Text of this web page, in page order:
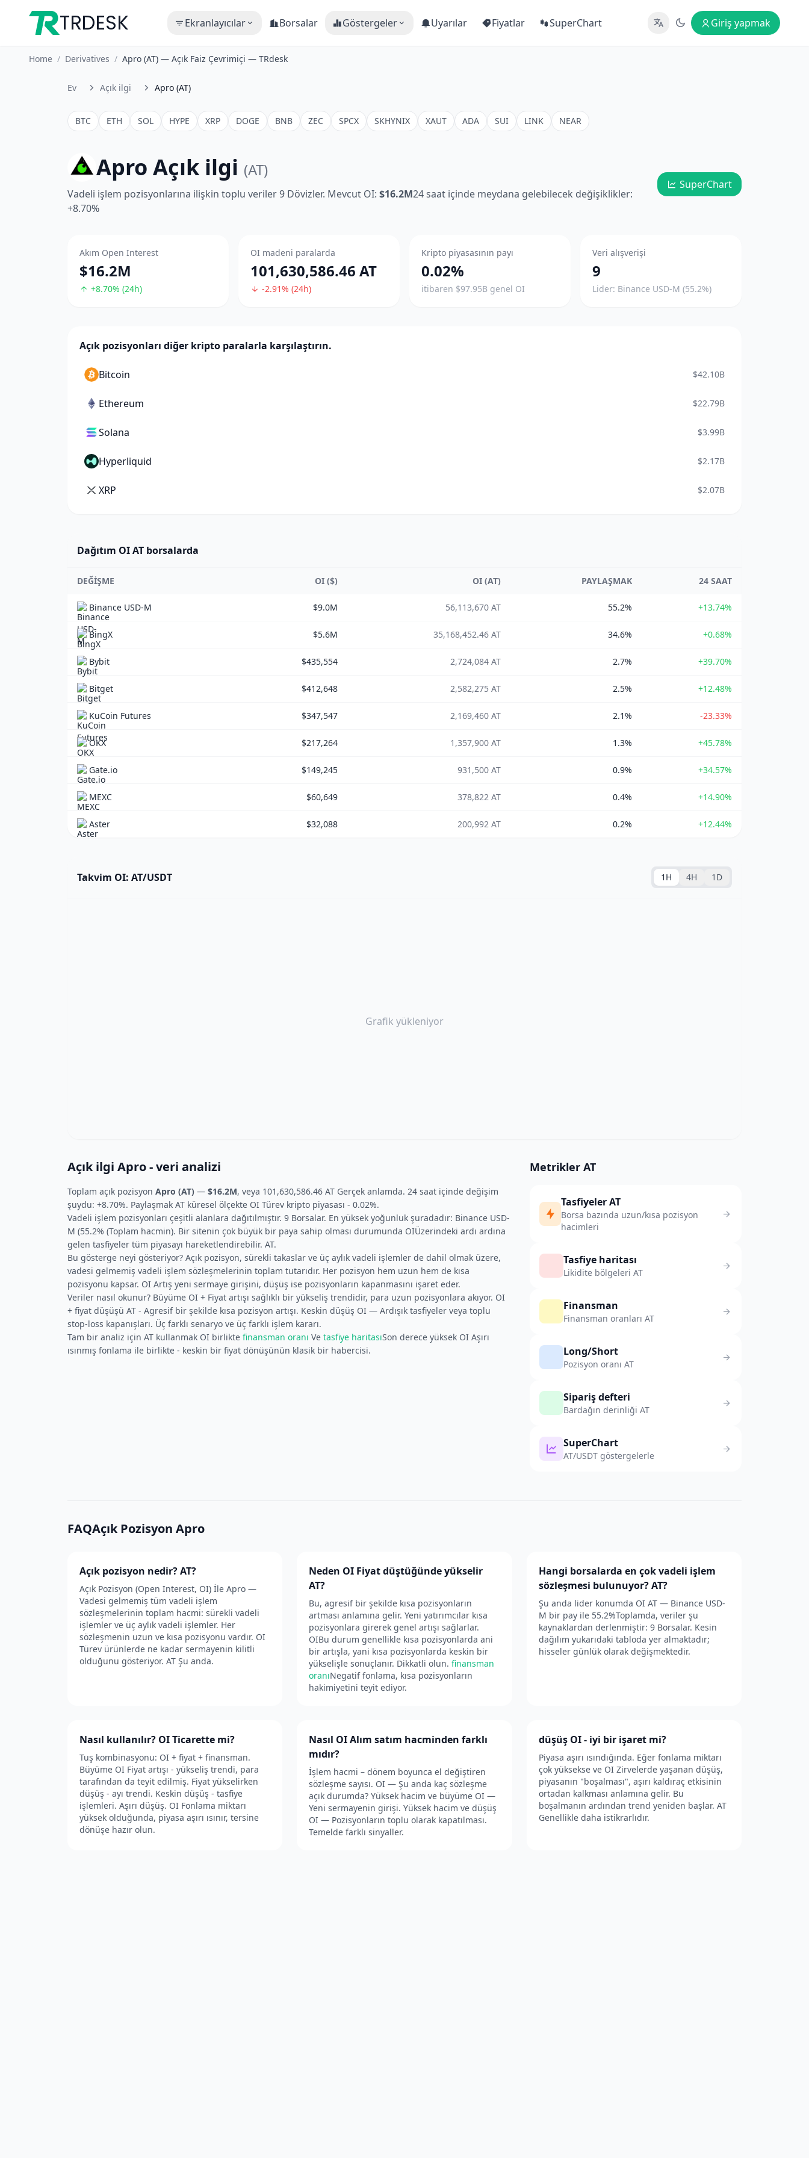
TRDESK Ekranlayıcılar Borsalar Göstergeler Uyarılar Fiyatlar SuperChart Giriş yapmak
Home / Derivatives / Apro (AT) — Açık Faiz Çevrimiçi — TRdesk
Ev Açık ilgi Apro (AT)
BTC ETH SOL HYPE XRP DOGE BNB ZEC SPCX SKHYNIX XAUT ADA SUI LINK NEAR
Apro Açık ilgi (AT)
Vadeli işlem pozisyonlarına ilişkin toplu veriler 9 Dövizler. Mevcut OI: $16.2M24 saat içinde meydana gelebilecek değişiklikler:
+8.70%
SuperChart
Akım Open Interest
$16.2M
+8.70% (24h)
OI madeni paralarda
101,630,586.46 AT
-2.91% (24h)
Kripto piyasasının payı
0.02%
itibaren $97.95B genel OI
Veri alışverişi
9
Lider: Binance USD-M (55.2%)
Açık pozisyonları diğer kripto paralarla karşılaştırın.
Bitcoin $42.10B
Ethereum $22.79B
Solana $3.99B
Hyperliquid $2.17B
XRP $2.07B
Dağıtım OI AT borsalarda
DEĞIŞME OI ($) OI (AT) PAYLAŞMAK 24 SAAT
Binance USD-M $9.0M 56,113,670 AT 55.2% +13.74%
BingX $5.6M 35,168,452.46 AT 34.6% +0.68%
Bybit $435,554 2,724,084 AT 2.7% +39.70%
Bitget $412,648 2,582,275 AT 2.5% +12.48%
KuCoin Futures $347,547 2,169,460 AT 2.1% -23.33%
OKX $217,264 1,357,900 AT 1.3% +45.78%
Gate.io $149,245 931,500 AT 0.9% +34.57%
MEXC $60,649 378,822 AT 0.4% +14.90%
Aster $32,088 200,992 AT 0.2% +12.44%
Takvim OI: AT/USDT 1H 4H 1D
Grafik yükleniyor
Açık ilgi Apro - veri analizi
Toplam açık pozisyon Apro (AT) — $16.2M, veya 101,630,586.46 AT Gerçek anlamda. 24 saat içinde değişim
şuydu: +8.70%. Paylaşmak AT küresel ölçekte OI Türev kripto piyasası - 0.02%.
Vadeli işlem pozisyonları çeşitli alanlara dağıtılmıştır. 9 Borsalar. En yüksek yoğunluk şuradadır: Binance USD-
M (55.2% (Toplam hacmin). Bir sitenin çok büyük bir paya sahip olması durumunda OIÜzerindeki ardı ardına
gelen tasfiyeler tüm piyasayı hareketlendirebilir. AT.
Bu gösterge neyi gösteriyor? Açık pozisyon, sürekli takaslar ve üç aylık vadeli işlemler de dahil olmak üzere,
vadesi gelmemiş vadeli işlem sözleşmelerinin toplam tutarıdır. Her pozisyon hem uzun hem de kısa
pozisyonu kapsar. OI Artış yeni sermaye girişini, düşüş ise pozisyonların kapanmasını işaret eder.
Veriler nasıl okunur? Büyüme OI + Fiyat artışı sağlıklı bir yükseliş trendidir, para uzun pozisyonlara akıyor. OI
+ fiyat düşüşü AT - Agresif bir şekilde kısa pozisyon artışı. Keskin düşüş OI — Ardışık tasfiyeler veya toplu
stop-loss kapanışları. Üç farklı senaryo ve üç farklı işlem kararı.
Tam bir analiz için AT kullanmak OI birlikte finansman oranı Ve tasfiye haritasıSon derece yüksek OI Aşırı
ısınmış fonlama ile birlikte - keskin bir fiyat dönüşünün klasik bir habercisi.
Metrikler AT
Tasfiyeler AT
Borsa bazında uzun/kısa pozisyon
hacimleri
Tasfiye haritası
Likidite bölgeleri AT
Finansman
Finansman oranları AT
Long/Short
Pozisyon oranı AT
Sipariş defteri
Bardağın derinliği AT
SuperChart
AT/USDT göstergelerle
FAQAçık Pozisyon Apro
Açık pozisyon nedir? AT?
Açık Pozisyon (Open Interest, OI) İle Apro —
Vadesi gelmemiş tüm vadeli işlem
sözleşmelerinin toplam hacmi: sürekli vadeli
işlemler ve üç aylık vadeli işlemler. Her
sözleşmenin uzun ve kısa pozisyonu vardır. OI
Türev ürünlerde ne kadar sermayenin kilitli
olduğunu gösteriyor. AT Şu anda.
Neden OI Fiyat düştüğünde yükselir
AT?
Bu, agresif bir şekilde kısa pozisyonların
artması anlamına gelir. Yeni yatırımcılar kısa
pozisyonlara girerek genel artışı sağlarlar.
OIBu durum genellikle kısa pozisyonlarda ani
bir artışla, yani kısa pozisyonlarda keskin bir
yükselişle sonuçlanır. Dikkatli olun.finansman
oranıNegatif fonlama, kısa pozisyonların
hakimiyetini teyit ediyor.
Hangi borsalarda en çok vadeli işlem
sözleşmesi bulunuyor? AT?
Şu anda lider konumda OI AT — Binance USD-
M bir pay ile 55.2%Toplamda, veriler şu
kaynaklardan derlenmiştir: 9 Borsalar. Kesin
dağılım yukarıdaki tabloda yer almaktadır;
hisseler günlük olarak değişmektedir.
Nasıl kullanılır? OI Ticarette mi?
Tuş kombinasyonu: OI + fiyat + finansman.
Büyüme OI Fiyat artışı - yükseliş trendi, para
tarafından da teyit edilmiş. Fiyat yükselirken
düşüş - ayı trendi. Keskin düşüş - tasfiye
işlemleri. Aşırı düşüş. OI Fonlama miktarı
yüksek olduğunda, piyasa aşırı ısınır, tersine
dönüşe hazır olun.
Nasıl OI Alım satım hacminden farklı
mıdır?
İşlem hacmi – dönem boyunca el değiştiren
sözleşme sayısı. OI — Şu anda kaç sözleşme
açık durumda? Yüksek hacim ve büyüme OI —
Yeni sermayenin girişi. Yüksek hacim ve düşüş
OI — Pozisyonların toplu olarak kapatılması.
Temelde farklı sinyaller.
düşüş OI - iyi bir işaret mi?
Piyasa aşırı ısındığında. Eğer fonlama miktarı
çok yüksekse ve OI Zirvelerde yaşanan düşüş,
piyasanın "boşalması", aşırı kaldıraç etkisinin
ortadan kalkması anlamına gelir. Bu
boşalmanın ardından trend yeniden başlar. AT
Genellikle daha istikrarlıdır.